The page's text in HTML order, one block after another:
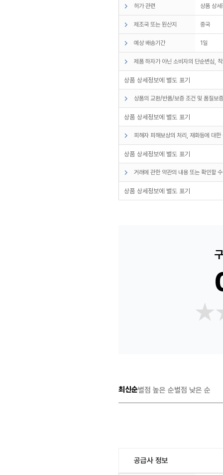
허가 관련 상품 상
제조국 또는 원산지 중국
예상 배송기간 1일
제품 하자가 아닌 소비자의 단순변심,
상품 상세정보에 별도 표기
상품의 교환/반품/보증 조건 및 품질보
상품 상세정보에 별도 표기
피해자 피해보상의 처리, 재화등에 대
상품 상세정보에 별도 표기
거래에 관한 약관의 내용 또는 확인할
상품 상세정보에 별도 표기
최신순별점 높은 순별점 낮은 순
공급사 정보